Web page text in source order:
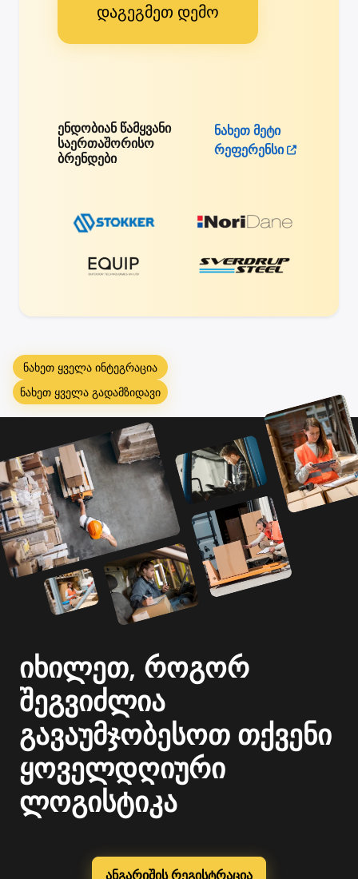
დაგეგმეთ დემო
ენდობიან წამყვანი
საერთაშორისო
ბრენდები
ნახეთ მეტი
რეფერენსი
ნახეთ ყველა ინტეგრაცია
ნახეთ ყველა გადამზიდავი
იხილეთ, როგორ
შეგვიძლია
გავაუმჯობესოთ თქვენი
ყოველდღიური
ლოგისტიკა
ანგარიშის რეგისტრაცია